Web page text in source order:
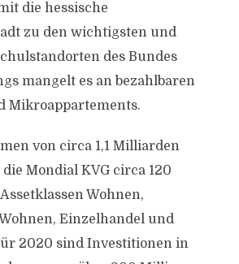
die hessische
zu den wichtigsten und
des Bundes
mangelt es an bezahlbaren
Mikroappartements.
von circa 1,1 Milliarden
Mondial KVG circa 120
Wohnen,
Einzelhandel und
2020 sind Investitionen in